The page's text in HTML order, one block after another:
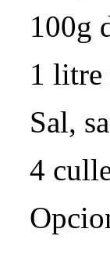
100g
1 litre
Sal,
4